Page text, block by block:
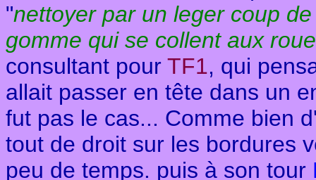
"nettoyer par un leger coup
gomme qui se collent aux
consultant pour TF1, qui
allait passer en tête dans un
fut pas le cas... Comme bien
tout de droit sur les bordures
peu de temps. puis à son tour